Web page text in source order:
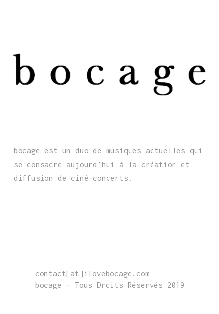
bocage est un duo de musiques actuelles qui
se consacre aujourd’hui à la création et
diffusion de ciné-concerts.
contact[at]ilovebocage.com
bocage – Tous Droits Réservés 2019